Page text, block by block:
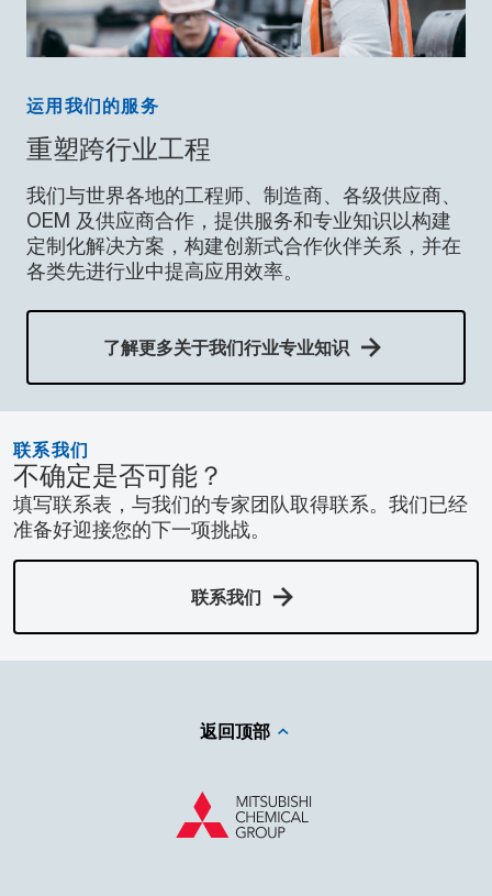
运用我们的服务
重塑跨行业工程
我们与世界各地的工程师、制造商、各级供应商、
OEM 及供应商合作，提供服务和专业知识以构建
定制化解决方案，构建创新式合作伙伴关系，并在
各类先进行业中提高应用效率。
了解更多关于我们行业专业知识
联系我们
不确定是否可能？
填写联系表，与我们的专家团队取得联系。我们已经
准备好迎接您的下一项挑战。
联系我们
返回顶部